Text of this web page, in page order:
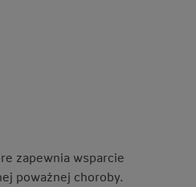
zapewnia wsparcie
poważnej choroby.